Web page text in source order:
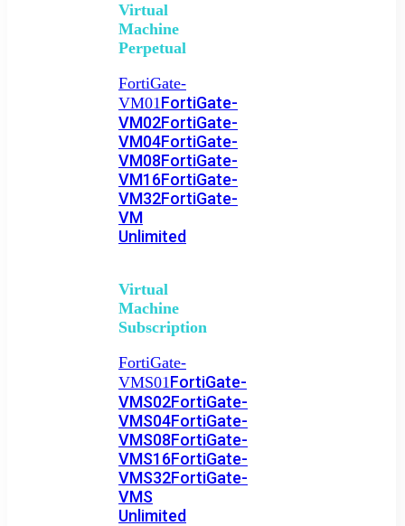
Virtual
Machine
Perpetual
FortiGate-
VM01FortiGate-
VM02FortiGate-
VM04FortiGate-
VM08FortiGate-
VM16FortiGate-
VM32FortiGate-
VM
Unlimited
Virtual
Machine
Subscription
FortiGate-
VMS01FortiGate-
VMS02FortiGate-
VMS04FortiGate-
VMS08FortiGate-
VMS16FortiGate-
VMS32FortiGate-
VMS
Unlimited